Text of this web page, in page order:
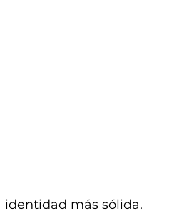
identidad más sólida.